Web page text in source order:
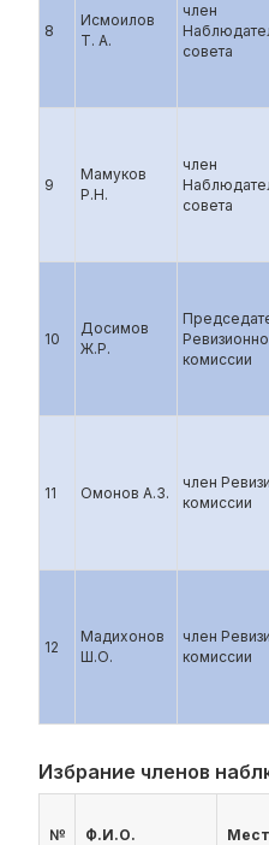
8
Исмоилов
Т. А.
член
совета
9
Мамуков
Р.Н.
член
совета
10
Досимов
Ж.Р.
комиссии
11 Омонов А.З.
член
комиссии
12
Мадихонов
Ш.О.
член
комиссии
Избрание членов
№ Ф.И.О.